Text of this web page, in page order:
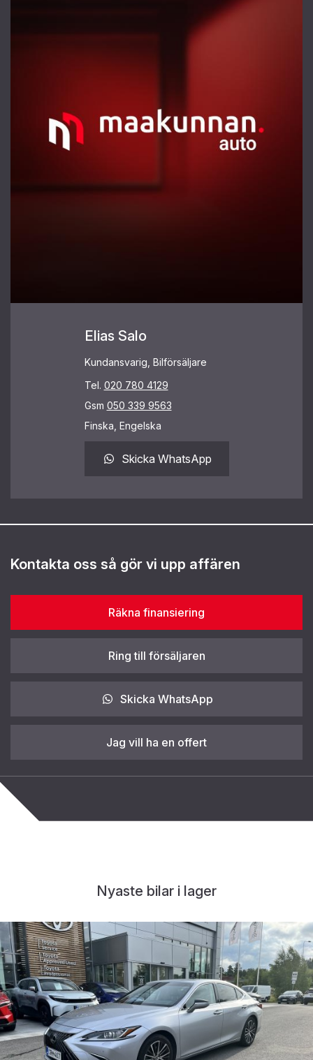
Elias Salo
Kundansvarig, Bilförsäljare
Tel. 020 780 4129
Gsm 050 339 9563
Finska, Engelska
Skicka WhatsApp
Kontakta oss så gör vi upp affären
Räkna finansiering
Ring till försäljaren
Skicka WhatsApp
Jag vill ha en offert
Nyaste bilar i lager